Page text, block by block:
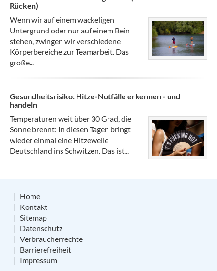
Rücken)
Wenn wir auf einem wackeligen
Untergrund oder nur auf einem Bein
stehen, zwingen wir verschiedene
Körperbereiche zur Teamarbeit. Das
große...
Gesundheitsrisiko: Hitze-Notfälle erkennen - und
handeln
Temperaturen weit über 30 Grad, die
Sonne brennt: In diesen Tagen bringt
wieder einmal eine Hitzewelle
Deutschland ins Schwitzen. Das ist...
Home
Kontakt
Sitemap
Datenschutz
Verbraucherrechte
Barrierefreiheit
Impressum